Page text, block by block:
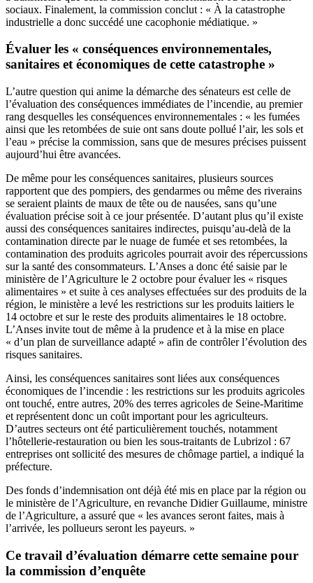
sociaux. Finalement, la commission conclut : « À la catastrophe
industrielle a donc succédé une cacophonie médiatique. »
Évaluer les « conséquences environnementales,
sanitaires et économiques de cette catastrophe »
L’autre question qui anime la démarche des sénateurs est celle de
l’évaluation des conséquences immédiates de l’incendie, au premier
rang desquelles les conséquences environnementales : « les fumées
ainsi que les retombées de suie ont sans doute pollué l’air, les sols et
l’eau » précise la commission, sans que de mesures précises puissent
aujourd’hui être avancées.
De même pour les conséquences sanitaires, plusieurs sources
rapportent que des pompiers, des gendarmes ou même des riverains
se seraient plaints de maux de tête ou de nausées, sans qu’une
évaluation précise soit à ce jour présentée. D’autant plus qu’il existe
aussi des conséquences sanitaires indirectes, puisqu’au-delà de la
contamination directe par le nuage de fumée et ses retombées, la
contamination des produits agricoles pourrait avoir des répercussions
sur la santé des consommateurs. L’Anses a donc été saisie par le
ministère de l’Agriculture le 2 octobre pour évaluer les « risques
alimentaires » et suite à ces analyses effectuées sur des produits de la
région, le ministère a levé les restrictions sur les produits laitiers le
14 octobre et sur le reste des produits alimentaires le 18 octobre.
L’Anses invite tout de même à la prudence et à la mise en place
« d’un plan de surveillance adapté » afin de contrôler l’évolution des
risques sanitaires.
Ainsi, les conséquences sanitaires sont liées aux conséquences
économiques de l’incendie : les restrictions sur les produits agricoles
ont touché, entre autres, 20% des terres agricoles de Seine-Maritime
et représentent donc un coût important pour les agriculteurs.
D’autres secteurs ont été particulièrement touchés, notamment
l’hôtellerie-restauration ou bien les sous-traitants de Lubrizol : 67
entreprises ont sollicité des mesures de chômage partiel, a indiqué la
préfecture.
Des fonds d’indemnisation ont déjà été mis en place par la région ou
le ministère de l’Agriculture, en revanche Didier Guillaume, ministre
de l’Agriculture, a assuré que « les avances seront faites, mais à
l’arrivée, les pollueurs seront les payeurs. »
Ce travail d’évaluation démarre cette semaine pour
la commission d’enquête